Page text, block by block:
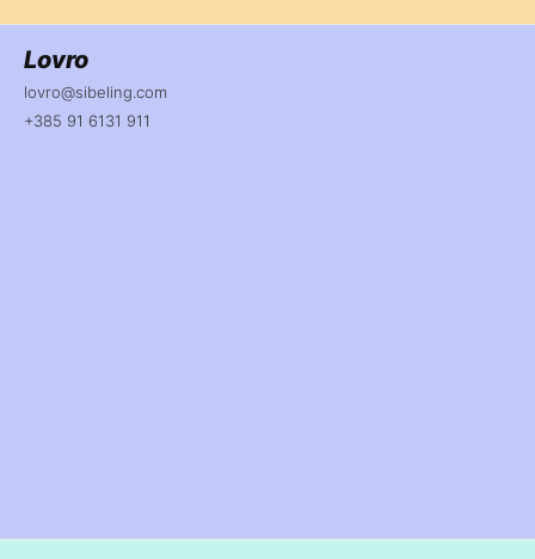
Lovro
lovro@sibeling.com
+385 91 6131 911